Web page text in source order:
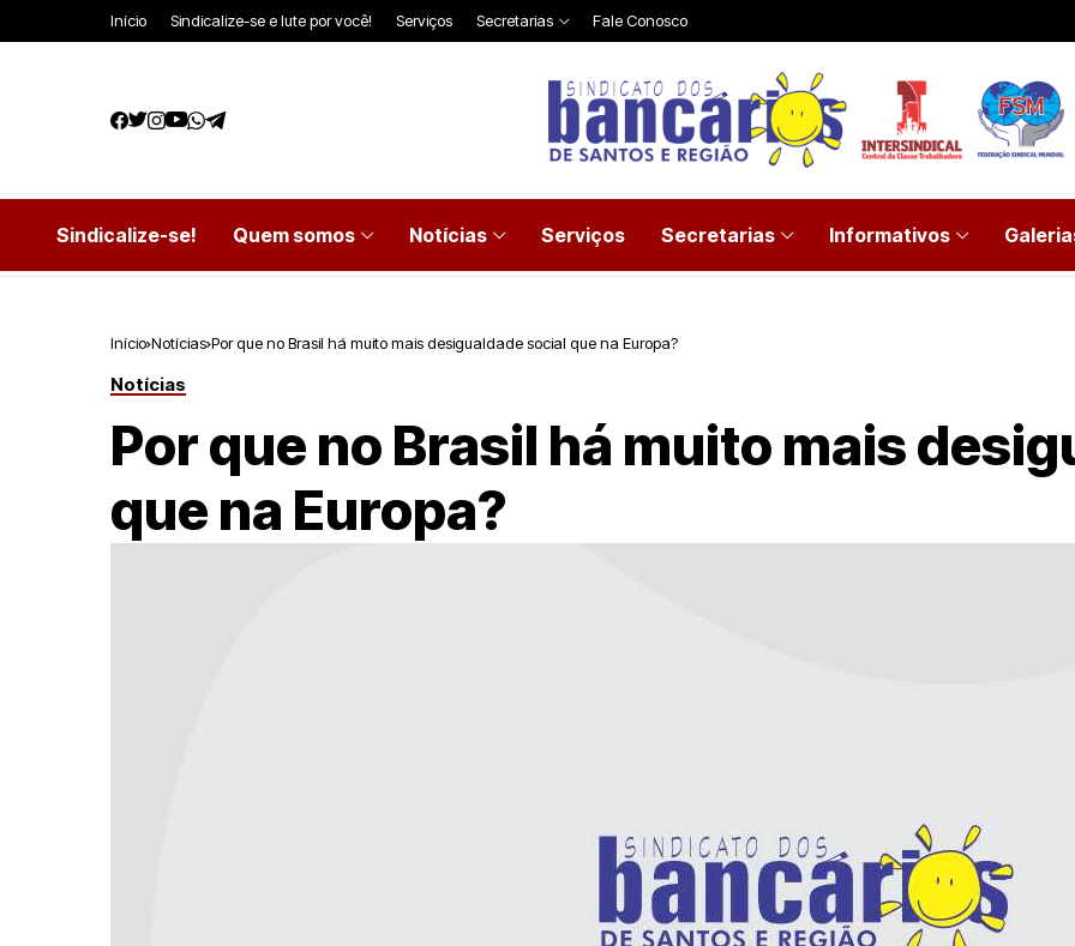
Início Sindicalize-se e lute por você! Serviços Secretarias Fale Conosco
Sindicalize-se! Quem somos Notícias Serviços Secretarias Informativos
Início Notícias Por que no Brasil há muito mais desigualdade social que na Europa?
Notícias
Por que no Brasil há muito mais
que na Europa?